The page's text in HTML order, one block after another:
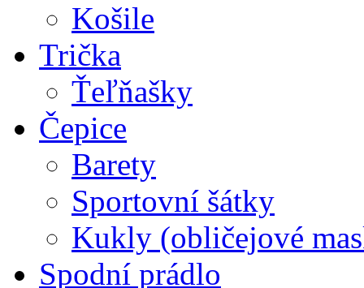
Košile
Trička
Ťeľňašky
Čepice
Barety
Sportovní šátky
Kukly (obličejové
Spodní prádlo